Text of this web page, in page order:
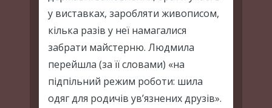
у виставках, заробляти живописом,
кілька разів у неї намагалися
забрати майстерню. Людмила
перейшла (за її словами) «на
підпільний режим роботи: шила
одяг для родичів ув’язнених друзів».